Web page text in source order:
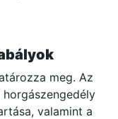
meg. Az
valamint a